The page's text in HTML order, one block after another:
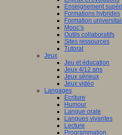
Enseignement
Formations hybrides
Formation
Mooc’s
Outils collaboratifs
Sites ressources
Tutorat
Jeux
Jeu et éducation
Jeux 4/12 ans
Jeux sérieux
Jeux vidéo
Langages
Ecriture
Humour
Langue orale
Langues vivantes
Lecture
Programmation